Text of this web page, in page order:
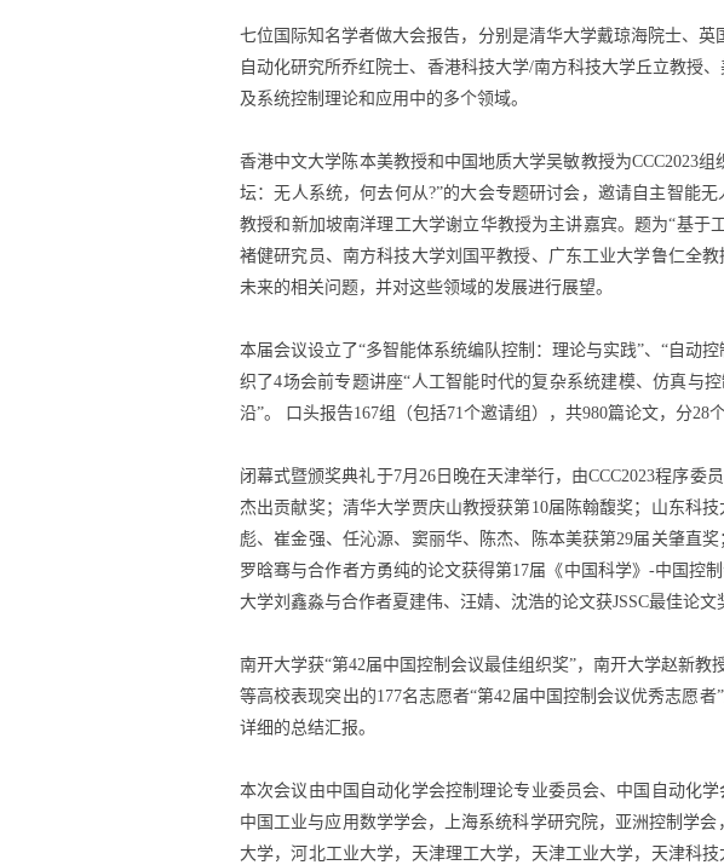
七位国际知名学者做大会报告，分别是清华大学戴琼海院士、英
自动化研究所乔红院士、香港科技大学/南方科技大学丘立教授
及系统控制理论和应用中的多个领域。
香港中文大学陈本美教授和中国地质大学吴敏教授为CCC2023
坛：无人系统，何去何从?”的大会专题研讨会，邀请自主智能
教授和新加坡南洋理工大学谢立华教授为主讲嘉宾。题为“基于
褚健研究员、南方科技大学刘国平教授、广东工业大学鲁仁全
未来的相关问题，并对这些领域的发展进行展望。
本届会议设立了“多智能体系统编队控制：理论与实践”、“自动
织了4场会前专题讲座“人工智能时代的复杂系统建模、仿真与
沿”。 口头报告167组（包括71个邀请组），共980篇论文，分28
闭幕式暨颁奖典礼于7月26日晚在天津举行，由CCC2023程序
杰出贡献奖；清华大学贾庆山教授获第10届陈翰馥奖；山东科
彪、崔金强、任沁源、窦丽华、陈杰、陈本美获第29届关肇直
罗晗骞与合作者方勇纯的论文获得第17届《中国科学》-中国控
大学刘鑫淼与合作者夏建伟、汪婧、沈浩的论文获JSSC最佳论文
南开大学获“第42届中国控制会议最佳组织奖”，南开大学赵新
等高校表现突出的177名志愿者“第42届中国控制会议优秀志愿
详细的总结汇报。
本次会议由中国自动化学会控制理论专业委员会、中国自动化
中国工业与应用数学学会，上海系统科学研究院，亚洲控制学
大学，河北工业大学，天津理工大学，天津工业大学，天津科